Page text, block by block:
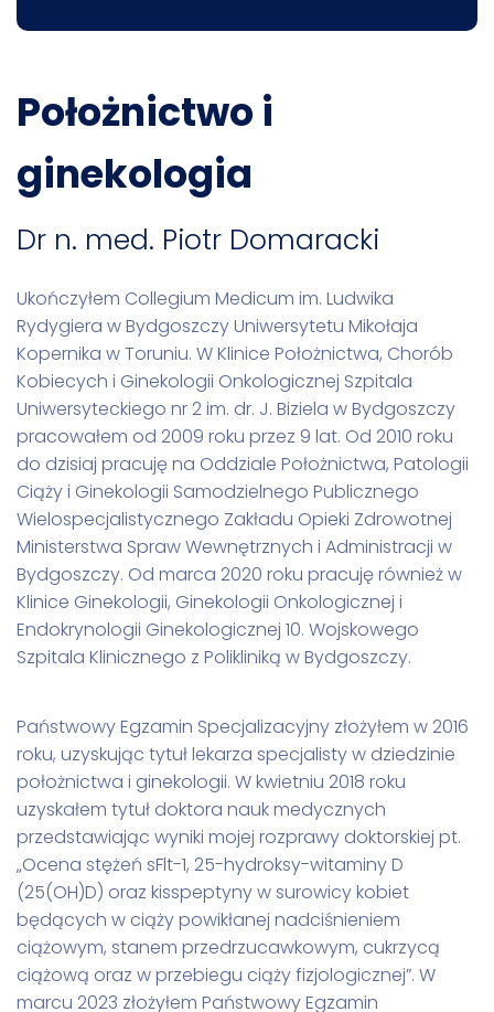
Położnictwo i
ginekologia
Dr n. med. Piotr Domaracki
Ukończyłem Collegium Medicum im. Ludwika
Rydygiera w Bydgoszczy Uniwersytetu Mikołaja
Kopernika w Toruniu. W Klinice Położnictwa, Chorób
Kobiecych i Ginekologii Onkologicznej Szpitala
Uniwersyteckiego nr 2 im. dr. J. Biziela w Bydgoszczy
pracowałem od 2009 roku przez 9 lat. Od 2010 roku
do dzisiaj pracuję na Oddziale Położnictwa, Patologii
Ciąży i Ginekologii Samodzielnego Publicznego
Wielospecjalistycznego Zakładu Opieki Zdrowotnej
Ministerstwa Spraw Wewnętrznych i Administracji w
Bydgoszczy. Od marca 2020 roku pracuję również w
Klinice Ginekologii, Ginekologii Onkologicznej i
Endokrynologii Ginekologicznej 10. Wojskowego
Szpitala Klinicznego z Polikliniką w Bydgoszczy.
Państwowy Egzamin Specjalizacyjny złożyłem w 2016
roku, uzyskując tytuł lekarza specjalisty w dziedzinie
położnictwa i ginekologii. W kwietniu 2018 roku
uzyskałem tytuł doktora nauk medycznych
przedstawiając wyniki mojej rozprawy doktorskiej pt.
„Ocena stężeń sFlt-1, 25-hydroksy-witaminy D
(25(OH)D) oraz kisspeptyny w surowicy kobiet
będących w ciąży powikłanej nadciśnieniem
ciążowym, stanem przedrzucawkowym, cukrzycą
ciążową oraz w przebiegu ciąży fizjologicznej”. W
marcu 2023 złożyłem Państwowy Egzamin